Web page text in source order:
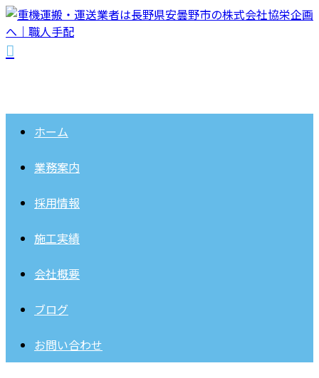
ホーム
業務案内
採用情報
施工実績
会社概要
ブログ
お問い合わせ